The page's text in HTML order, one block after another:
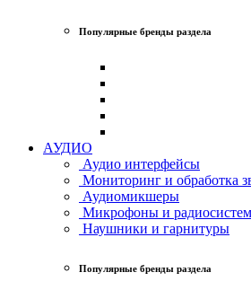
Популярные бренды раздела
АУДИО
Аудио интерфейсы
Мониторинг и обработка
Аудиомикшеры
Микрофоны и
Наушники и гарнитуры
Популярные бренды раздела